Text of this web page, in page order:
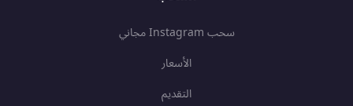
سحب Instagram مجاني
الأسعار
التقديم